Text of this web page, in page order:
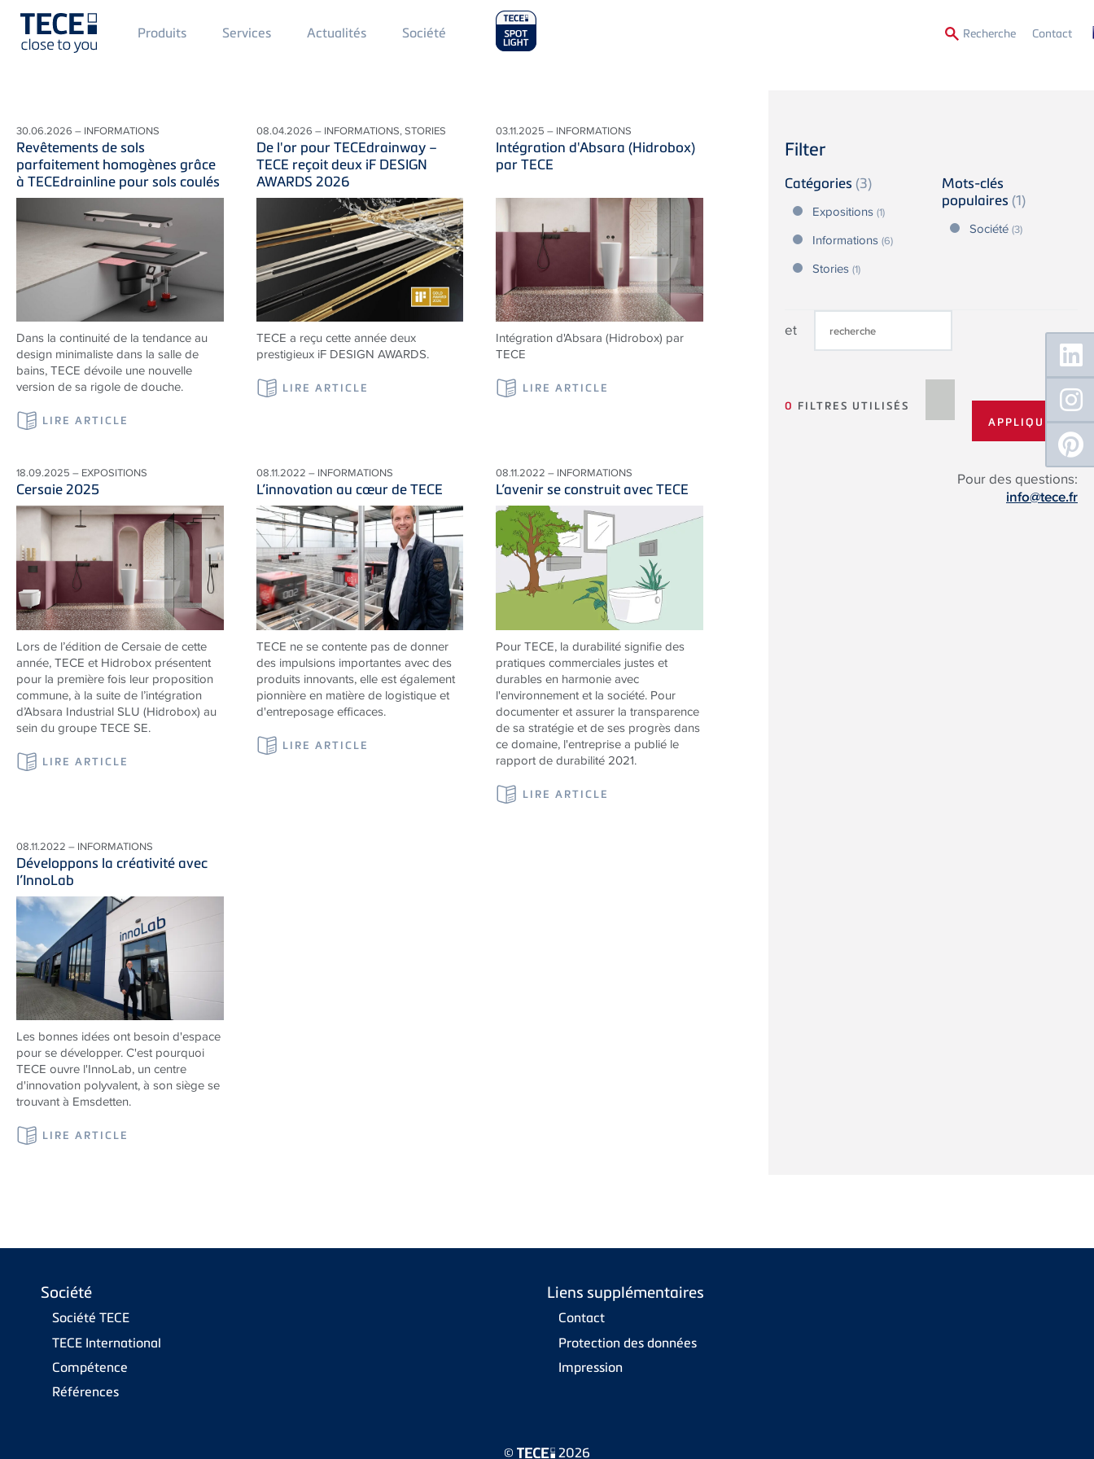
Main
Menü
Produits Services Actualités Main
Menu
Société Recherche Contact
Filter
Catégories (3)
Expositions (1)
Informations (6)
Stories (1)
Mots-clés
populaires (1)
Société (3)
et
0 FILTRES UTILISÉS
Pour des questions:
info@tece.fr
30.06.2026 – INFORMATIONS
Revêtements de sols
parfaitement homogènes grâce
à TECEdrainline pour sols coulés
Dans la continuité de la tendance au
design minimaliste dans la salle de
bains, TECE dévoile une nouvelle
version de sa rigole de douche.
LIRE ARTICLE
08.04.2026 – INFORMATIONS, STORIES
De l'or pour TECEdrainway –
TECE reçoit deux iF DESIGN
AWARDS 2026
TECE a reçu cette année deux
prestigieux iF DESIGN AWARDS.
LIRE ARTICLE
03.11.2025 – INFORMATIONS
Intégration d'Absara (Hidrobox)
par TECE
Intégration d'Absara (Hidrobox) par
TECE
LIRE ARTICLE
18.09.2025 – EXPOSITIONS
Cersaie 2025
Lors de l’édition de Cersaie de cette
année, TECE et Hidrobox présentent
pour la première fois leur proposition
commune, à la suite de l’intégration
d’Absara Industrial SLU (Hidrobox) au
sein du groupe TECE SE.
LIRE ARTICLE
08.11.2022 – INFORMATIONS
L’innovation au cœur de TECE
TECE ne se contente pas de donner
des impulsions importantes avec des
produits innovants, elle est également
pionnière en matière de logistique et
d'entreposage efficaces.
LIRE ARTICLE
08.11.2022 – INFORMATIONS
L’avenir se construit avec TECE
Pour TECE, la durabilité signifie des
pratiques commerciales justes et
durables en harmonie avec
l'environnement et la société. Pour
documenter et assurer la transparence
de sa stratégie et de ses progrès dans
ce domaine, l'entreprise a publié le
rapport de durabilité 2021.
LIRE ARTICLE
08.11.2022 – INFORMATIONS
Développons la créativité avec
l’InnoLab
Les bonnes idées ont besoin d'espace
pour se développer. C'est pourquoi
TECE ouvre l'InnoLab, un centre
d'innovation polyvalent, à son siège se
trouvant à Emsdetten.
LIRE ARTICLE
Société
Société TECE
TECE International
Compétence
Références
Liens supplémentaires
Contact
Protection des données
Impression
Floating
© 2026